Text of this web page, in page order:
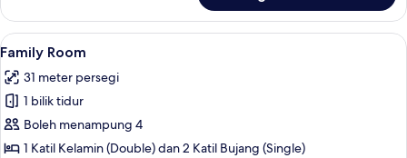
Room
Lihat
semua
foto
untuk
Family
Room
Family Room | Meja, Wi-fi percuma,
13
Family Room
31 meter persegi
1 bilik tidur
Boleh menampung 4
1 Katil Kelamin (Double) dan 2 Katil Bujang (Single)